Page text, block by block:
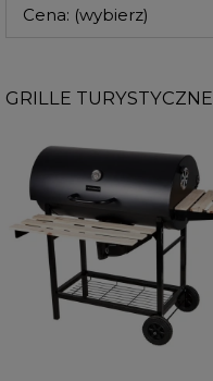
Cena: (wybierz)
GRILLE TURYSTYCZNE